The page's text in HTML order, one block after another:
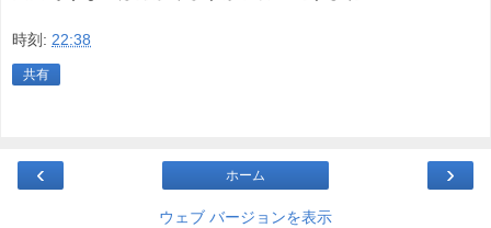
時刻: 22:38
共有
‹ ›
ホーム
ウェブ バージョンを表示